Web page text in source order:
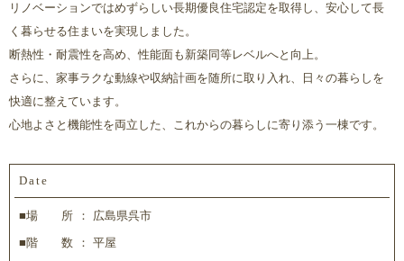
リノベーションではめずらしい長期優良住宅認定を取得し、安心して長
く暮らせる住まいを実現しました。
断熱性・耐震性を高め、性能面も新築同等レベルへと向上。
さらに、家事ラクな動線や収納計画を随所に取り入れ、日々の暮らしを
快適に整えています。
心地よさと機能性を両立した、これからの暮らしに寄り添う一棟です。
Date
■場 所
広島県呉市
■階 数
平屋